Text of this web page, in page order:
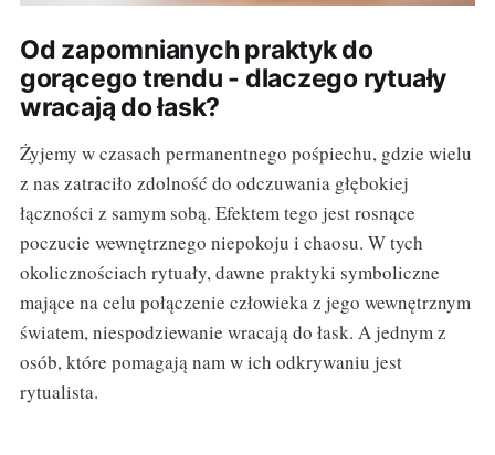
Od zapomnianych praktyk do
gorącego trendu - dlaczego rytuały
wracają do łask?
Żyjemy w czasach permanentnego pośpiechu, gdzie wielu
z nas zatraciło zdolność do odczuwania głębokiej
łączności z samym sobą. Efektem tego jest rosnące
poczucie wewnętrznego niepokoju i chaosu. W tych
okolicznościach rytuały, dawne praktyki symboliczne
mające na celu połączenie człowieka z jego wewnętrznym
światem, niespodziewanie wracają do łask. A jednym z
osób, które pomagają nam w ich odkrywaniu jest
rytualista.